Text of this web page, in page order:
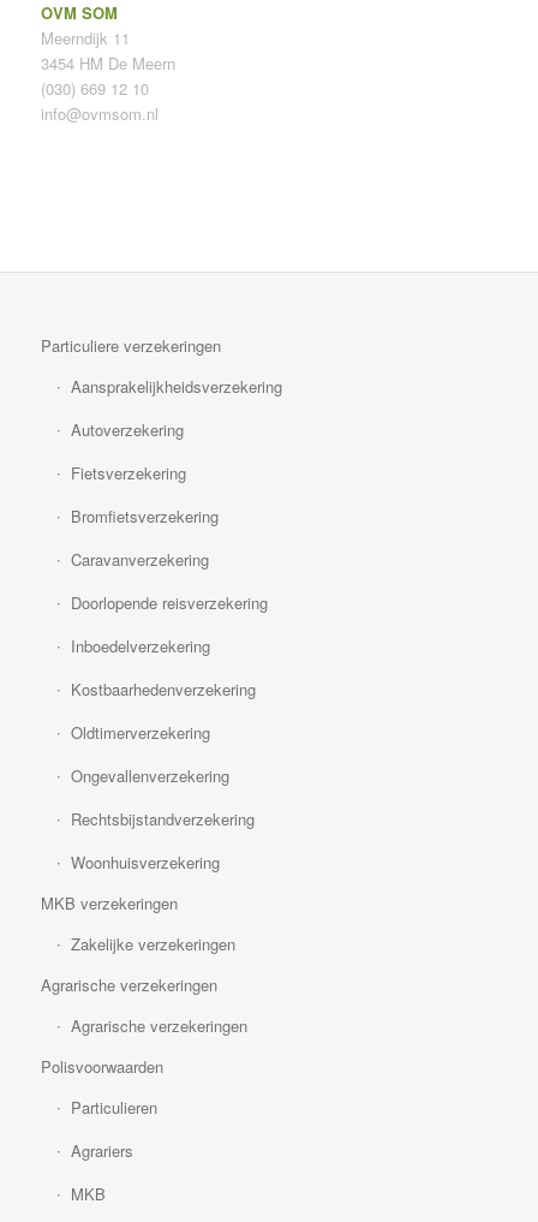
OVM SOM
Meerndijk 11
3454 HM De Meern
(030) 669 12 10
info@ovmsom.nl
Particuliere verzekeringen
Aansprakelijkheidsverzekering
Autoverzekering
Fietsverzekering
Bromfietsverzekering
Caravanverzekering
Doorlopende reisverzekering
Inboedelverzekering
Kostbaarhedenverzekering
Oldtimerverzekering
Ongevallenverzekering
Rechtsbijstandverzekering
Woonhuisverzekering
MKB verzekeringen
Zakelijke verzekeringen
Agrarische verzekeringen
Agrarische verzekeringen
Polisvoorwaarden
Particulieren
Agrariers
MKB